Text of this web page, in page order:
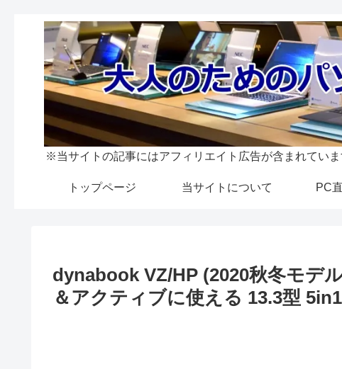
※当サイトの記事にはアフィリエイト広告が含まれていま
トップページ 当サイトについて PC
dynabook VZ/HP (2020秋冬モデ
＆アクティブに使える 13.3型